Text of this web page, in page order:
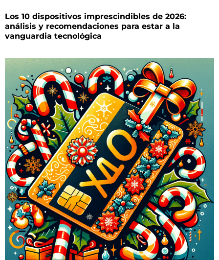
Los 10 dispositivos imprescindibles de 2026:
análisis y recomendaciones para estar a la
vanguardia tecnológica